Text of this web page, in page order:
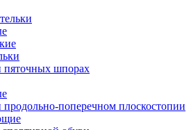
пяточных шпорах
поперечном плоскостопии